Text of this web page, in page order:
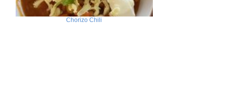
Chorizo Chili